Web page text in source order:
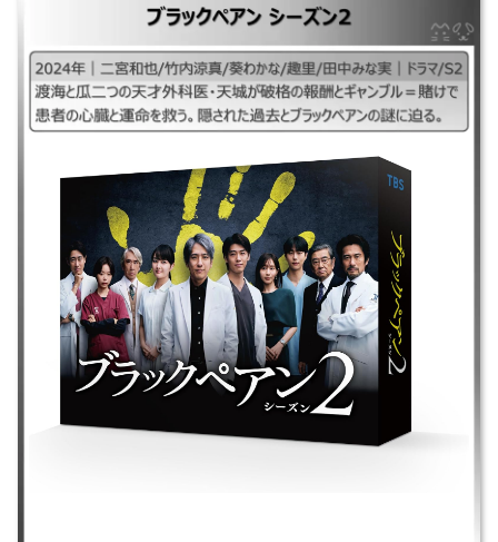
｜ブラックペアンシーズン2、ブラックペアンシーズン2024、ブラックペ
アンS2、ブラックペアン2 ｜2024年｜二宮和也/竹内涼真/葵わかな/趣里/
田中みな実｜ドラマ/S2 ｜渡海と瓜二つの天才外科医・天城が破格の報酬
とギャンブル＝賭けで患者の心臓と運命を救う。隠された過去とブラック
ペアンの謎に迫る。